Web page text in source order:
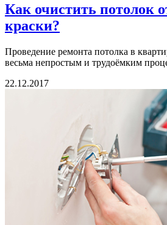
Как очистить потолок
краски?
Проведение ремонта потолка в
весьма непростым и трудоёмким
22.12.2017